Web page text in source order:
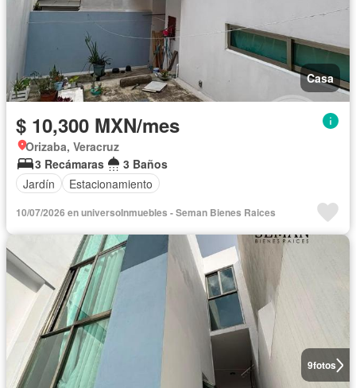
Casa
$ 10,300 MXN/mes
Orizaba, Veracruz
3 Recámaras
3 Baños
Jardín
Estacionamiento
10/07/2026 en universoInmuebles - Seman Bienes Raices
9fotos